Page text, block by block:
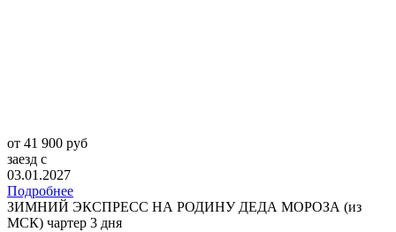
от 41 900 руб
заезд с
03.01.2027
Подробнее
ЗИМНИЙ ЭКСПРЕСС НА РОДИНУ ДЕДА МОРОЗА (из
МСК) чартер 3 дня